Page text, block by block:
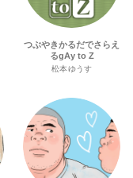
つぶやきかるだでさらえ
るgAy to Z
松本ゆうす